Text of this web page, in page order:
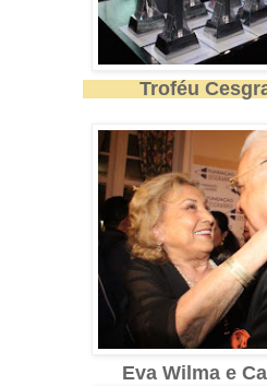
Troféu
Eva Wilma e